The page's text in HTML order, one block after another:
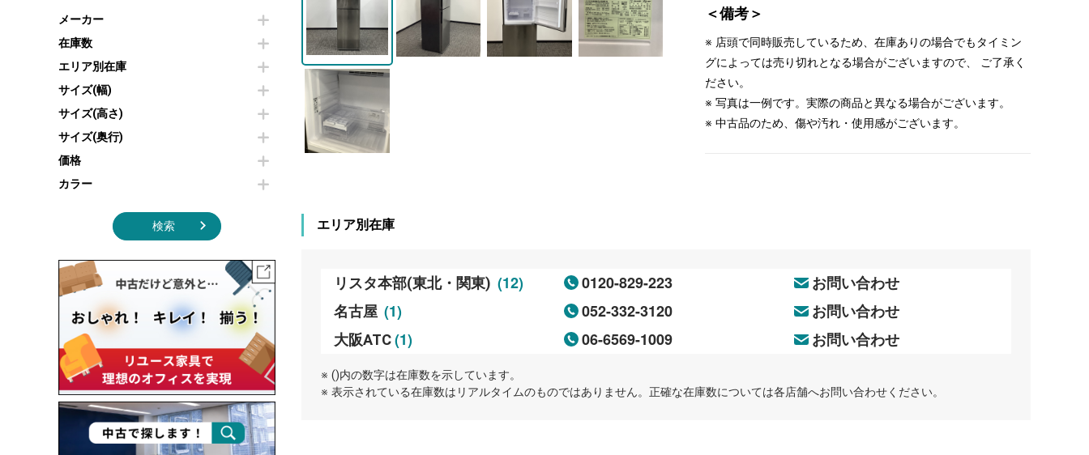
プリンター・コピー機
コートハンガー・ポールハンガー
傘立て
食器棚・キッチンキャビネット
オフィスアクセサリーその他
カウンターテーブル
センターテーブル・サイドテーブル
カフェテーブル
ソファ
シェルフ
ダストボックス（ゴミ箱）
インテリア家具その他
冷蔵庫・洗濯機
空気清浄機・加湿器
電子レンジ
液晶テレビ・モニター類
エアコン
照明機器
季節家電
その他キッチン家電・オフィス家電
メーカー
在庫数
エリア別在庫
サイズ(幅)
サイズ(高さ)
サイズ(奥行)
価格
カラー
検索
＜備考＞
※ 店頭で同時販売しているため、在庫ありの場合でもタイミン
グによっては売り切れとなる場合がございますので、 ご了承く
ださい。
※ 写真は一例です。実際の商品と異なる場合がございます。
※ 中古品のため、傷や汚れ・使用感がございます。
エリア別在庫
リスタ本部(東北・関東) (12) 0120-829-223
お問い合わせ
名古屋 (1) 052-332-3120
お問い合わせ
大阪ATC(1) 06-6569-1009 お問い合わせ
※ ()内の数字は在庫数を示しています。
※ 表示されている在庫数はリアルタイムのものではありません。正確な在庫数については各店舗へお問い合わせください。